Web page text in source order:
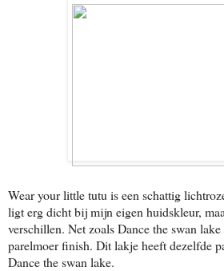
Wear your little tutu is een schattig
ligt erg dicht bij mijn eigen huidskleur,
verschillen. Net zoals Dance the swan
parelmoer finish. Dit lakje heeft dezelfde
Dance the swan lake.